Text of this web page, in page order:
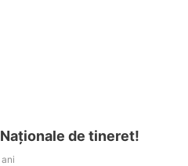
de tineret!
ani